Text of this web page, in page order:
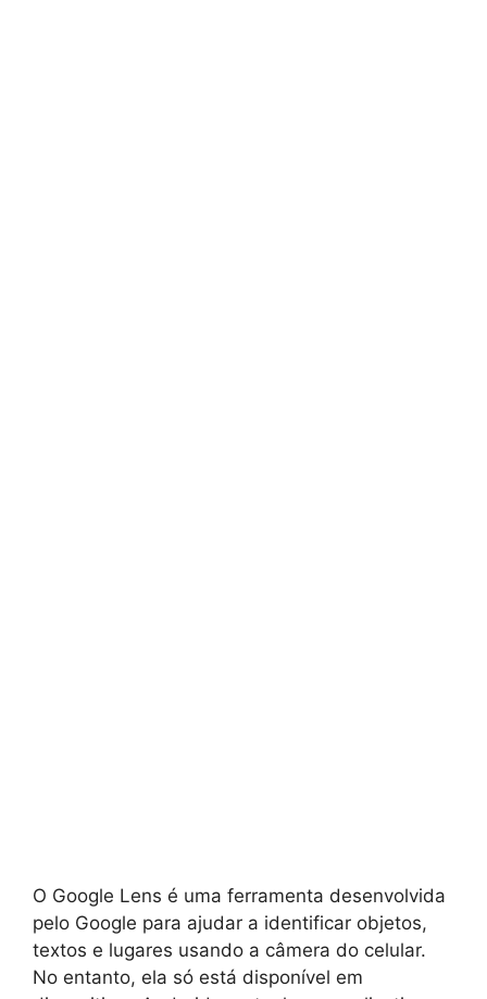
O Google Lens é uma ferramenta desenvolvida
pelo Google para ajudar a identificar objetos,
textos e lugares usando a câmera do celular.
No entanto, ela só está disponível em